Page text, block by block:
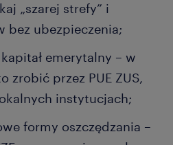
„szarej strefy” i
bez ubezpieczenia;
emerytalny – w
zrobić przez PUE ZUS,
instytucjach;
formy oszczędzania –